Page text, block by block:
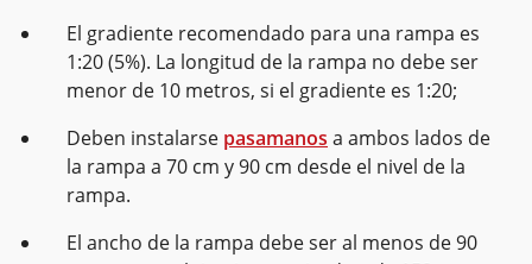
El gradiente recomendado para una rampa es
1:20 (5%). La longitud de la rampa no debe ser
menor de 10 metros, si el gradiente es 1:20;
Deben instalarse pasamanos a ambos lados de
la rampa a 70 cm y 90 cm desde el nivel de la
rampa.
El ancho de la rampa debe ser al menos de 90